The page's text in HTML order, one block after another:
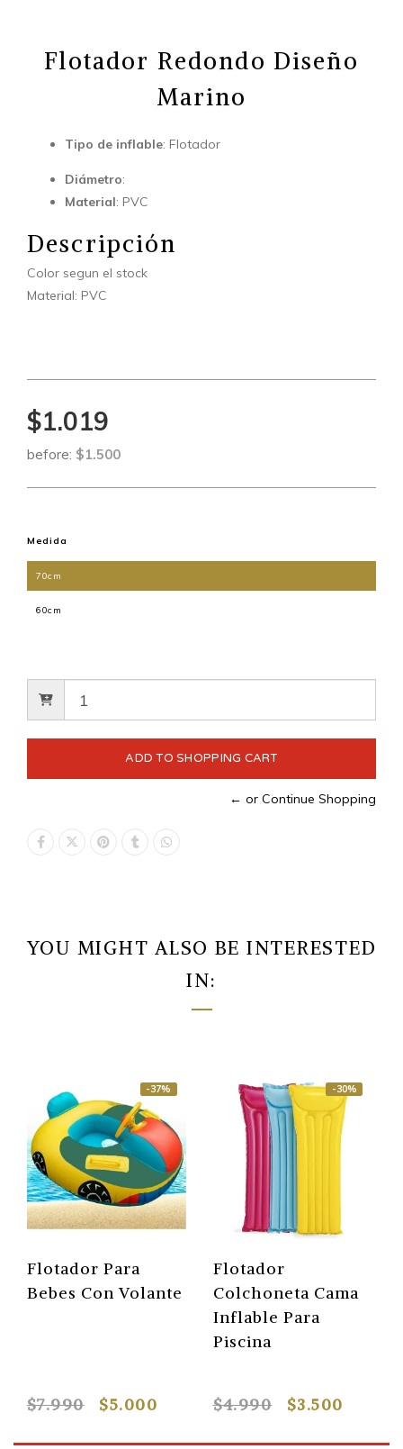
Flotador Redondo Diseño
Marino
Tipo de inflable: Flotador
Diámetro:
Material: PVC
Descripción
Color segun el stock
Material: PVC
$1.019
before: $1.500
Medida
70cm
60cm
← or Continue Shopping
YOU MIGHT ALSO BE INTERESTED
IN:
-37%
Flotador Para
Bebes Con Volante
$7.990 $5.000
-30%
Flotador
Colchoneta Cama
Inflable Para
Piscina
$4.990 $3.500